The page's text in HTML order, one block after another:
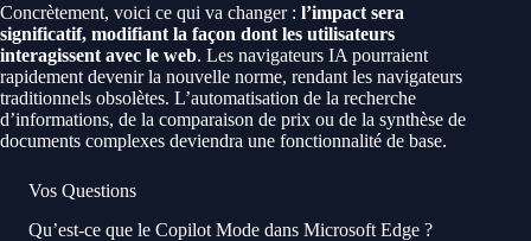
Concrètement, voici ce qui va changer : l’impact sera
significatif, modifiant la façon dont les utilisateurs
interagissent avec le web. Les navigateurs IA pourraient
rapidement devenir la nouvelle norme, rendant les navigateurs
traditionnels obsolètes. L’automatisation de la recherche
d’informations, de la comparaison de prix ou de la synthèse de
documents complexes deviendra une fonctionnalité de base.
Vos Questions
Qu’est-ce que le Copilot Mode dans Microsoft Edge ?